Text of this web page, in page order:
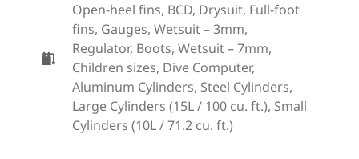
Open-heel fins, BCD, Drysuit, Full-foot
fins, Gauges, Wetsuit – 3mm,
Regulator, Boots, Wetsuit – 7mm,
Children sizes, Dive Computer,
Aluminum Cylinders, Steel Cylinders,
Large Cylinders (15L / 100 cu. ft.), Small
Cylinders (10L / 71.2 cu. ft.)